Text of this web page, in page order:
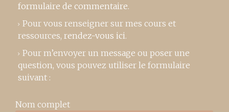
formulaire de commentaire.
Pour vous renseigner sur mes cours et
ressources, rendez-vous ici.
Pour m’envoyer un message ou poser une
question, vous pouvez utiliser le formulaire
suivant :
Nom complet